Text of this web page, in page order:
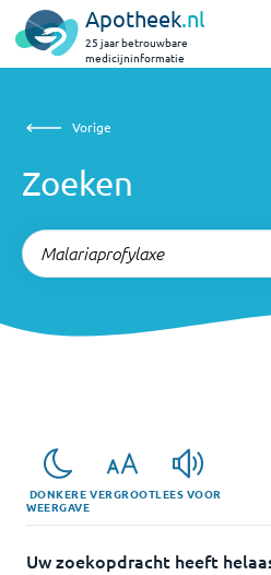
Apotheek.nl
25 jaar betrouwbare
medicijninformatie
Vorige
Vorige
Zoeken
DONKERE
WEERGAVE
VERGROOTLEES VOOR
Uw zoekopdracht heeft